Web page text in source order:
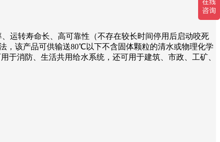
运转寿命长、高可靠性（不存在较长时间停用后启动咬死
，该产品可供输送80℃以下不含固体颗粒的清水或物理化学
消防、生活共用给水系统，还可用于建筑、市政、工矿、